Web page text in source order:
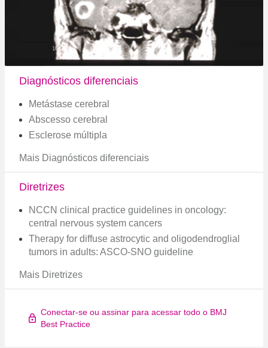
Diagnósticos diferenciais
Metástase cerebral
Abscesso cerebral
Esclerose múltipla
Mais Diagnósticos diferenciais
Diretrizes
NCCN clinical practice guidelines in oncology:
central nervous system cancers
Therapy for diffuse astrocytic and oligodendroglial
tumors in adults: ASCO-SNO guideline
Mais Diretrizes
Conectar-se ou assinar para acessar todo o BMJ
Best Practice